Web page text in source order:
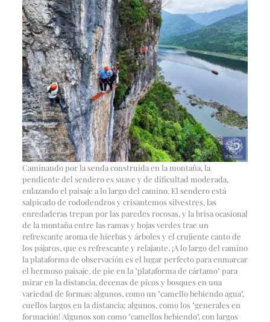
Caminando por la senda construida en la montaña, la
pendiente del sendero es suave y de dificultad moderada,
enlazando el paisaje a lo largo del camino. El sendero está
salpicado de rododendros y crisantemos silvestres, las
enredaderas trepan por las paredes rocosas, y la brisa ocasional
de la montaña entre las ramas y hojas verdes trae un
refrescante aroma de hierbas y árboles y el crujiente canto de
los pájaros, que es refrescante y relajante. ¡A lo largo del camino
la plataforma de observación es el lugar perfecto para enmarcar
el hermoso paisaje, de pie en la "plataforma de cártamo" para
mirar en la distancia, decenas de picos y bosques en una
variedad de formas: algunos, como un "camello bebiendo agua",
cuellos largos en la distancia; algunos, como los "generales en
formación! Algunos son como "camellos bebiendo", con largos